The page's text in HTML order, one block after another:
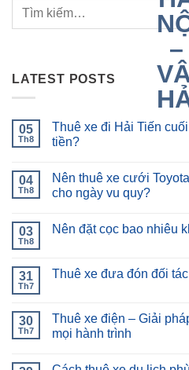
LATEST POSTS
05
Th8
Thuê xe đi Hải Tiến
tiền?
04
Th8
Nên thuê xe cưới
cho ngày vu quy?
03
Th8
Nên đặt cọc bao nhiêu
31
Th7
Thuê xe đưa đón đối
30
Th7
Thuê xe điện – Giải
mọi hành trình